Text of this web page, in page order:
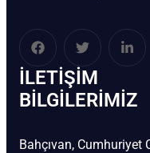
İLETIŞIM
BİLGILERIMIZ
Bahçıvan, Cumhuriyet